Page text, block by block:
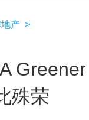
产 >
殊荣